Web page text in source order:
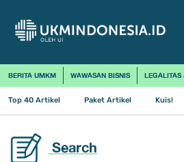
BERITA UMKM WAWASAN BISNIS LEGALITAS
Top 40 Artikel Paket Artikel Kuis!
Search